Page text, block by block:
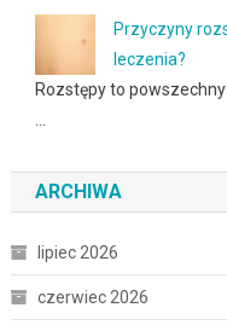
Przyczyny
leczenia?
Rozstępy to
ARCHIWA
lipiec 2026
czerwiec 2026